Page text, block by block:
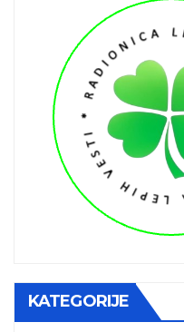
KATEGORIJE